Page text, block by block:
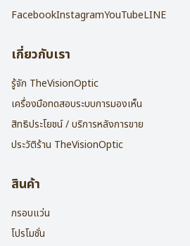
FacebookInstagramYouTubeLINE
เกี่ยวกับเรา
รู้จัก TheVisionOptic
เครื่องมือทดสอบระบบการมองเห็น
สิทธิประโยชน์ / บริการหลังการขาย
ประวัติร้าน TheVisionOptic
สินค้า
กรอบแว่น
โปรโมชั่น